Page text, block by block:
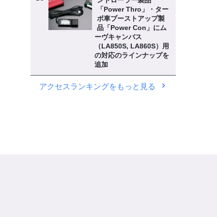
「Power Thro」・ター
ボ車ブーストアップ製
品「Power Con」にム
ーヴキャンバス
（LA850S, LA860S）用
の対応のラインナップを
追加
アクセスランキングをもっと見る